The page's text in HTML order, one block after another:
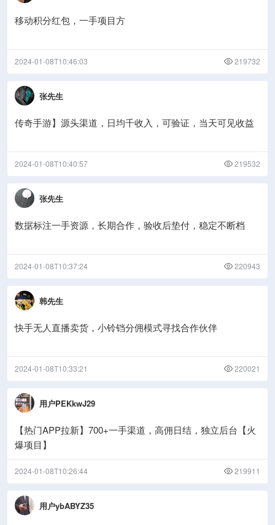
移动积分红包，一手项目方
2024-01-08T10:46:03 219732
张先生
传奇手游】源头渠道，日均千收入，可验证，当天可见收益
2024-01-08T10:40:57 219532
张先生
数据标注一手资源，长期合作，验收后垫付，稳定不断档
2024-01-08T10:37:24 220943
韩先生
快手无人直播卖货，小铃铛分佣模式寻找合作伙伴
2024-01-08T10:33:21 220021
用户PEKkwJ29
【热门APP拉新】700+一手渠道，高佣日结，独立后台【火
爆项目】
2024-01-08T10:26:44 219911
用户ybABYZ35